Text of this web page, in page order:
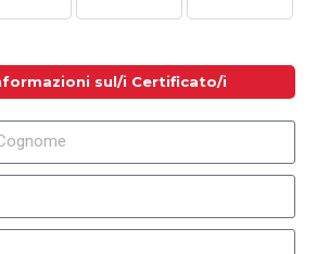
sul/i Certificato/i